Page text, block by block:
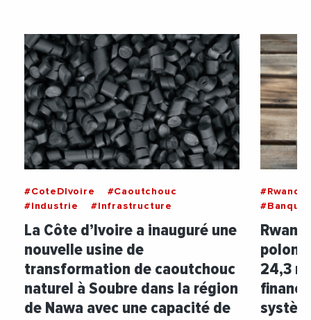
#CoteDIvoire
#Caoutchouc
#Industrie
#Infrastructure
La Côte d’Ivoire a inauguré une
nouvelle usine de
transformation de caoutchouc
naturel à Soubre dans la région
de Nawa avec une capacité de
#Rwanda
#Banque
24,3